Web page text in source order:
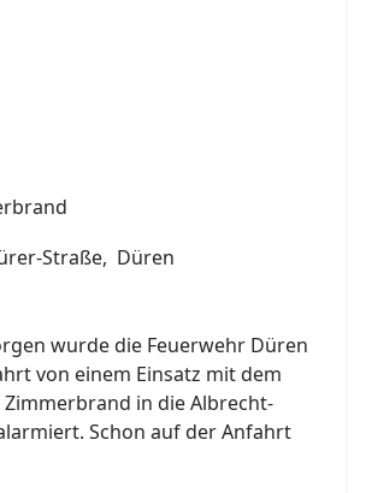
Straße, Düren
wurde die Feuerwehr Düren
von einem Einsatz mit dem
in die Albrecht-
Schon auf der Anfahrt